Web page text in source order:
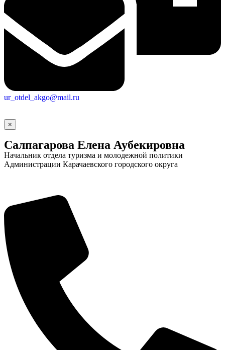
ur_otdel_akgo@mail.ru
×
Салпагарова Елена Аубекировна
Начальник отдела туризма и молодежной политики
Администрации Карачаевского городского округа